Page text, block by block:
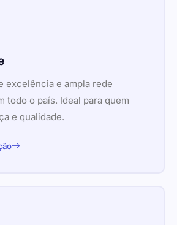
excelência e ampla rede
todo o país. Ideal para quem
e qualidade.